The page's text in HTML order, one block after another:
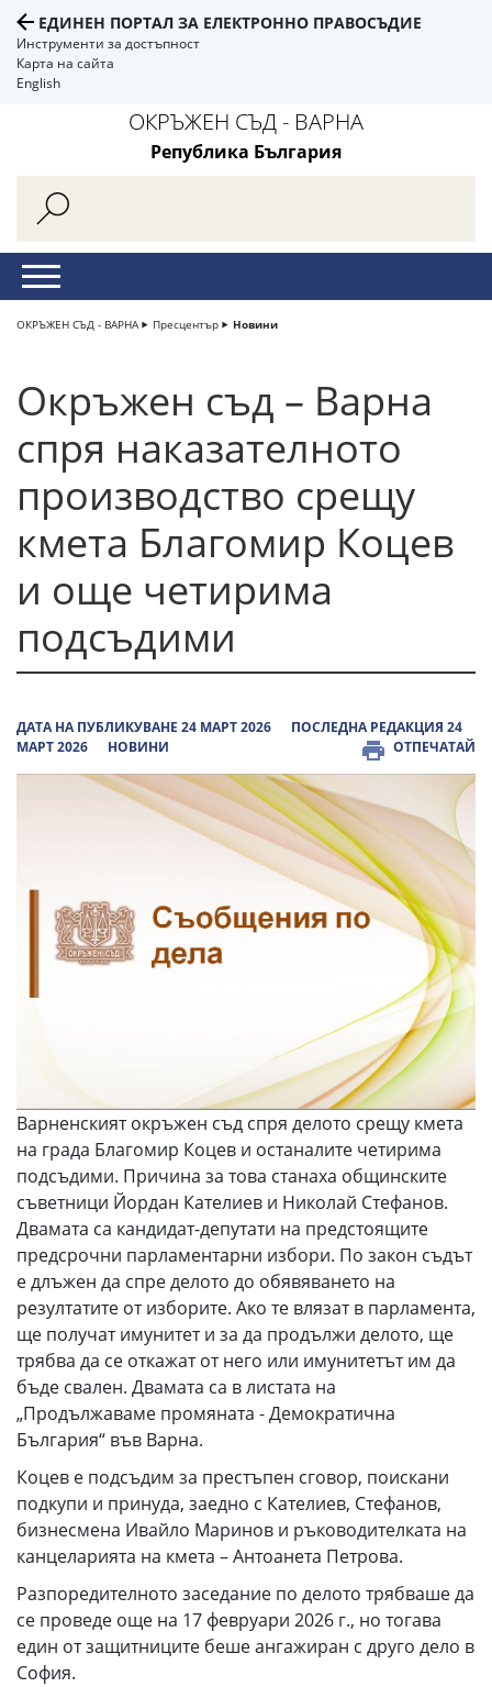
ЕДИНЕН ПОРТАЛ ЗА ЕЛЕКТРОННО ПРАВОСЪДИЕ
Инструменти за достъпност
Карта на сайта
English
ОКРЪЖЕН СЪД - ВАРНА
Република България
ОКРЪЖЕН СЪД - ВАРНА Пресцентър Новини
Окръжен съд – Варна
спря наказателното
производство срещу
кмета Благомир Коцев
и още четирима
подсъдими
ДАТА НА ПУБЛИКУВАНЕ 24 МАРТ 2026
ПОСЛЕДНА РЕДАКЦИЯ 24
МАРТ 2026
НОВИНИ ОТПЕЧАТАЙ
Варненският окръжен съд спря делото срещу кмета
на града Благомир Коцев и останалите четирима
подсъдими. Причина за това станаха общинските
съветници Йордан Кателиев и Николай Стефанов.
Двамата са кандидат-депутати на предстоящите
предсрочни парламентарни избори. По закон съдът
е длъжен да спре делото до обявяването на
резултатите от изборите. Ако те влязат в парламента,
ще получат имунитет и за да продължи делото, ще
трябва да се откажат от него или имунитетът им да
бъде свален. Двамата са в листата на
„Продължаваме промяната - Демократична
България“ във Варна.
Коцев е подсъдим за престъпен сговор, поискани
подкупи и принуда, заедно с Кателиев, Стефанов,
бизнесмена Ивайло Маринов и ръководителката на
канцеларията на кмета – Антоанета Петрова.
Разпоредителното заседание по делото трябваше да
се проведе още на 17 февруари 2026 г., но тогава
един от защитниците беше ангажиран с друго дело в
София.